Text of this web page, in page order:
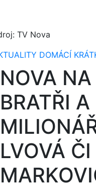
TV Nova
DOMÁCÍ
NOVA
BRATŘI
LVOVÁ